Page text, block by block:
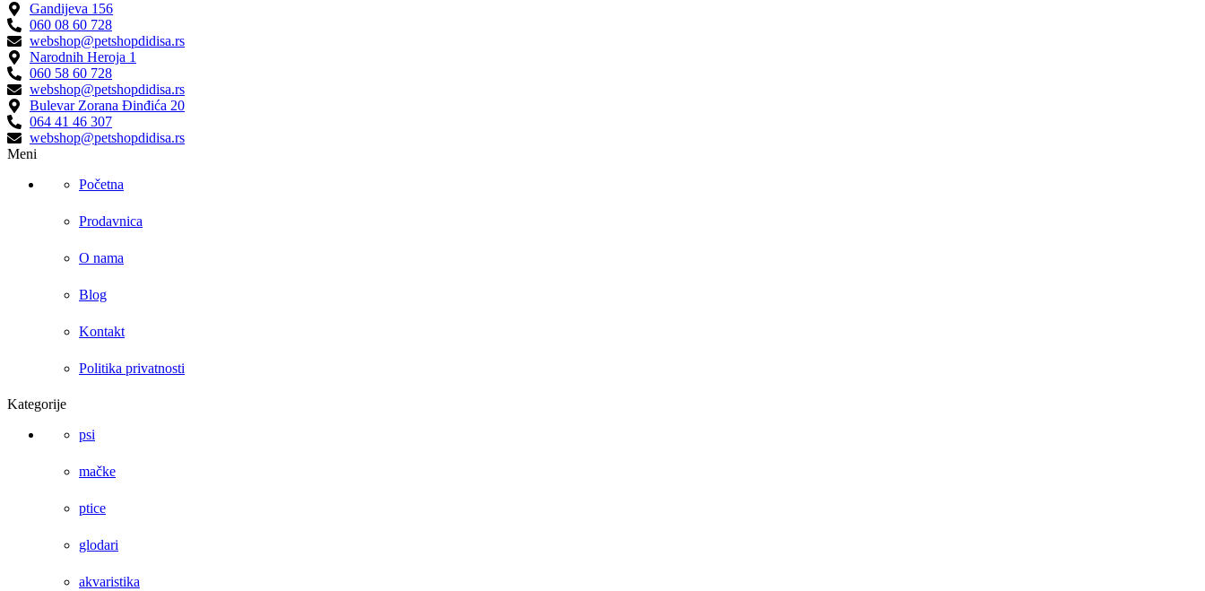
Gandijeva 156
060 08 60 728
webshop@petshopdidisa.rs
Narodnih Heroja 1
060 58 60 728
webshop@petshopdidisa.rs
Bulevar Zorana Đinđića 20
064 41 46 307
webshop@petshopdidisa.rs
Meni
Početna
Prodavnica
O nama
Blog
Kontakt
Politika privatnosti
Kategorije
psi
mačke
ptice
glodari
akvaristika